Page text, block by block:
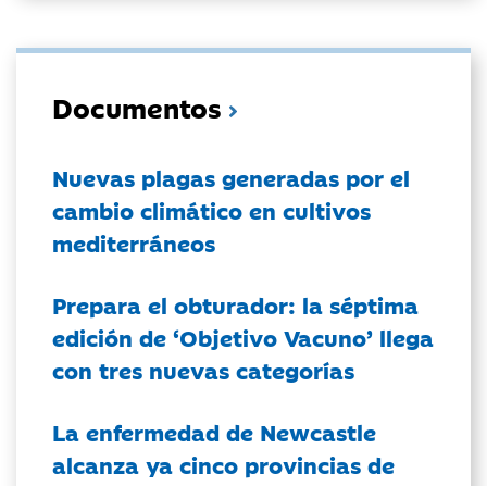
Documentos
Nuevas plagas generadas por el
cambio climático en cultivos
mediterráneos
Prepara el obturador: la séptima
edición de ‘Objetivo Vacuno’ llega
con tres nuevas categorías
La enfermedad de Newcastle
alcanza ya cinco provincias de